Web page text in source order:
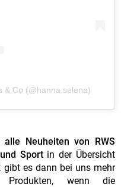
& Co (@hanna.selena)
alle Neuheiten von RWS
Sportin der Übersicht
gibt es dann bei uns mehr
wenn die